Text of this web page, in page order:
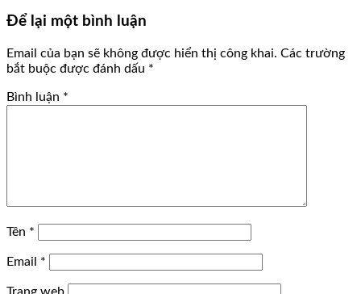
Để lại một bình luận
Email của bạn sẽ không được hiển thị công khai. Các trường
bắt buộc được đánh dấu *
Bình luận *
Tên *
Email *
Trang web